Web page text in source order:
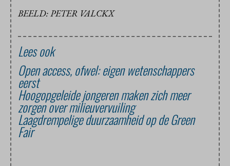
BEELD: PETER VALCKX
Lees ook
Open access, ofwel: eigen wetenschappers
eerst
Hoogopgeleide jongeren maken zich meer
zorgen over milieuvervuiling
Laagdrempelige duurzaamheid op de Green
Fair